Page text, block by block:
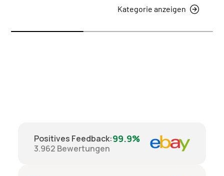
Kategorie anzeigen
Positives Feedback:99.9%
3.962 Bewertungen